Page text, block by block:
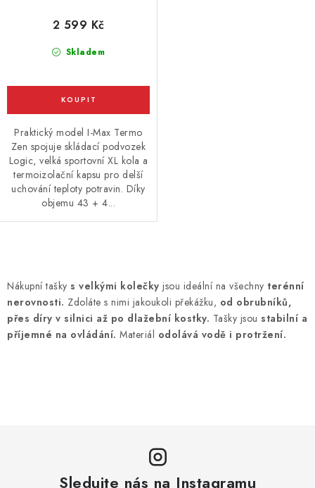
Skladem
2 599 Kč
Praktický model I-Max Termo
Zen spojuje skládací podvozek
Logic, velká sportovní XL kola a
termoizolační kapsu pro delší
uchování teploty potravin. Díky
objemu 43 + 4...
v
l
á
d
Nákupní tašky s velkými kolečky jsou ideální na všechny terénní
nerovnosti. Zdoláte s nimi jakoukoli překážku, od obrubníků,
přes díry v silnici až po dlažební kostky. Tašky jsou stabilní a
příjemné na ovládání. Materiál odolává vodě i protržení.
Sledujte nás na Instagramu